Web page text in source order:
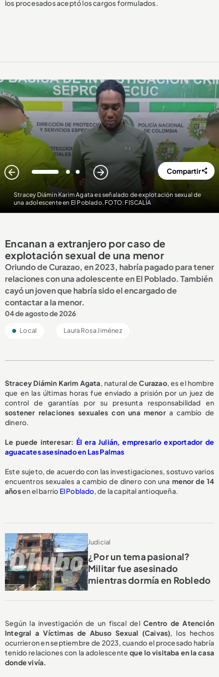
los procesados aceptó los cargos formulados.
Stracey Diámin Karim Agata es señalado de explotación sexual de
una adolescente en El Poblado. FOTO: FISCALÍA
1 2 3 Compartir
Encanan a extranjero por caso de
explotación sexual de una menor
Oriundo de Curazao, en 2023, habría pagado para tener
relaciones con una adolescente en El Poblado. También
cayó un joven que habría sido el encargado de
contactar a la menor.
04 de agosto de 2026
Local Laura Rosa Jiménez
Stracey Diámin Karim Agata, natural deCurazao, es el hombre
que en las últimas horas fue enviado a prisión por un juez de
control de garantías por su presunta responsabilidad en
sostener relaciones sexuales con una menora cambio de
dinero.
Le puede interesar: Él era Julián, empresario exportador de
aguacates asesinado en Las Palmas
Este sujeto, de acuerdo con las investigaciones, sostuvo varios
encuentros sexuales a cambio de dinero con una menor de 14
añosen el barrio El Poblado, de la capital antioqueña.
Judicial
¿Por un tema pasional?
Militar fue asesinado
mientras dormía en Robledo
Según la investigación de un fiscal delCentro de Atención
Integral a Víctimas de Abuso Sexual (Caivas), los hechos
ocurrieron en septiembre de 2023, cuando el procesado habría
tenido relaciones con la adolescenteque lo visitaba en la casa
donde vivía.